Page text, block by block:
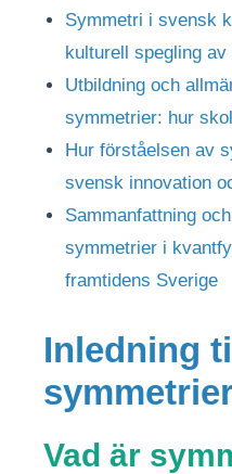
Symmetri i svensk
kulturell spegling
Utbildning och
symmetrier: hur
Hur förståelsen av
svensk innovation
Sammanfattning
symmetrier i
framtidens Sverige
Inledning
Vad är